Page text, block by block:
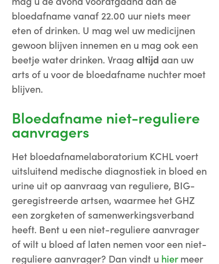
bloedafname vanaf 22.00 uur niets meer
eten of drinken. U mag wel uw medicijnen
gewoon blijven innemen en u mag ook een
beetje water drinken. Vraag altijd aan uw
arts of u voor de bloedafname nuchter moet
blijven.
Bloedafname niet-reguliere
aanvragers
Het bloedafnamelaboratorium KCHL voert
uitsluitend medische diagnostiek in bloed en
urine uit op aanvraag van reguliere, BIG-
geregistreerde artsen, waarmee het GHZ
een zorgketen of samenwerkingsverband
heeft. Bent u een niet-reguliere aanvrager
of wilt u bloed af laten nemen voor een niet-
reguliere aanvrager? Dan vindt u hiermeer